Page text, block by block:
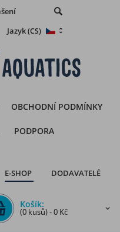
Jazyk(CS)
OBCHODNÍ PODMÍNKY
PODPORA
E-SHOP DODAVATELÉ
Košík:
(0 kusů) - 0 Kč